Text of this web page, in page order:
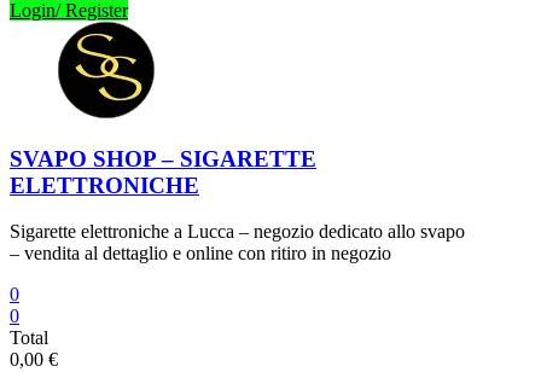
Login/ Register
SVAPO SHOP – SIGARETTE
ELETTRONICHE
Sigarette elettroniche a Lucca – negozio dedicato allo svapo
– vendita al dettaglio e online con ritiro in negozio
0
0
Total
0,00 €